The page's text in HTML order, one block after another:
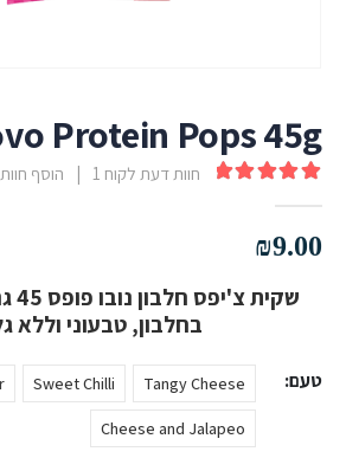
Protein Pops 45g
חוות דעת לקוח 1 הוסף
₪9.00
בחלבון, טבעוני וללא
טעם Tangy Cheese
Sweet Chilli
Cheese and Jalapeo